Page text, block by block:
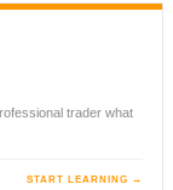
trader what
START LEARNING →